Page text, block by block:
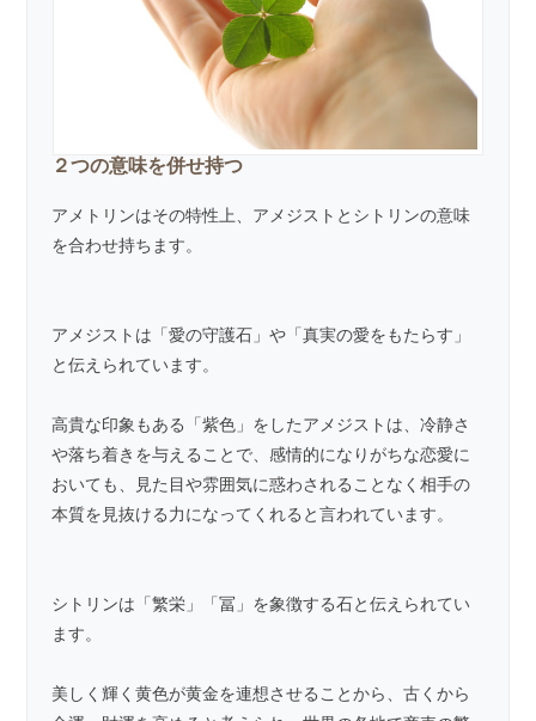
２つの意味を併せ持つ
アメトリンはその特性上、アメジストとシトリンの意味
を合わせ持ちます。
アメジストは「愛の守護石」や「真実の愛をもたらす」
と伝えられています。
高貴な印象もある「紫色」をしたアメジストは、冷静さ
や落ち着きを与えることで、感情的になりがちな恋愛に
おいても、見た目や雰囲気に惑わされることなく相手の
本質を見抜ける力になってくれると言われています。
シトリンは「繁栄」「冨」を象徴する石と伝えられてい
ます。
美しく輝く黄色が黄金を連想させることから、古くから